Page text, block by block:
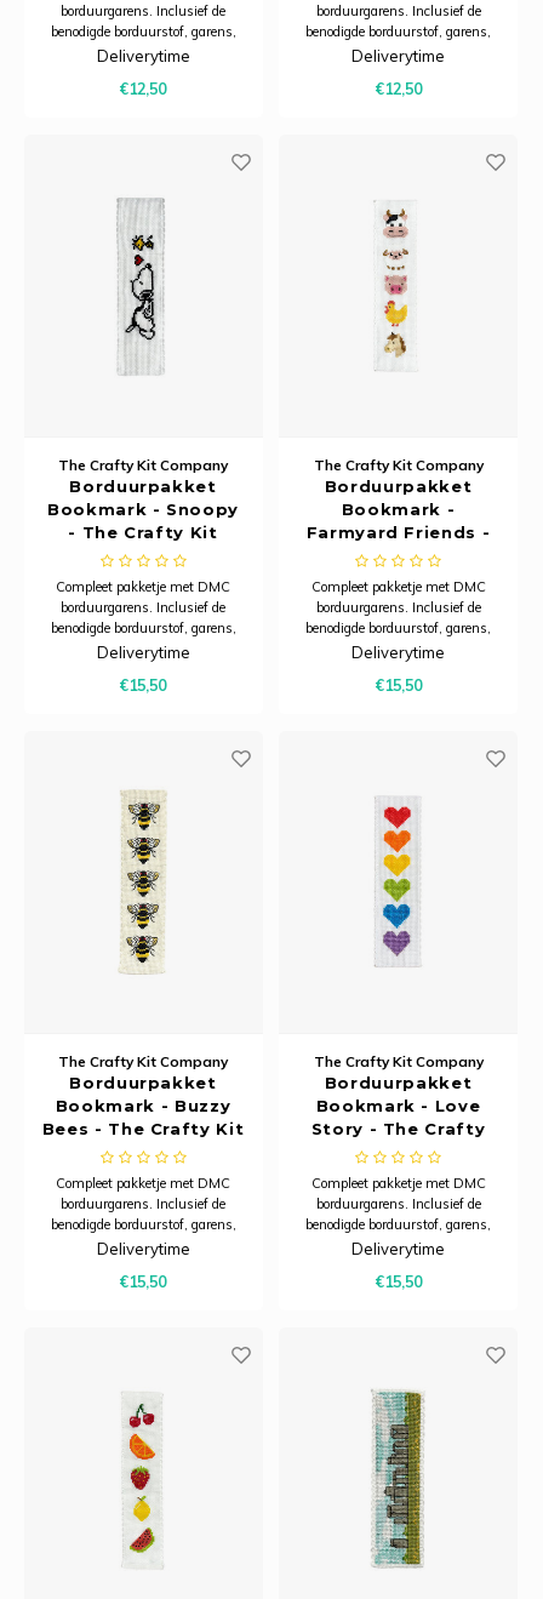
borduurgarens. Inclusief de
benodigde borduurstof, garens,
patroon, naald en beschrijving.
kartonnen verpakking en is
Deliverytime
€12,50
borduurgarens. Inclusief de
benodigde borduurstof, garens,
patroon, naald en beschrijving.
kartonnen verpakking en is
Deliverytime
€12,50
The Crafty Kit Company
Borduurpakket
Bookmark - Snoopy
- The Crafty Kit
Company
Compleet pakketje met DMC
borduurgarens. Inclusief de
benodigde borduurstof, garens,
patroon, naald en beschrijving.
kartonnen verpakking en is
Deliverytime
€15,50
The Crafty Kit Company
Borduurpakket
Bookmark -
Farmyard Friends -
The Crafty Kit
Company
Compleet pakketje met DMC
borduurgarens. Inclusief de
benodigde borduurstof, garens,
patroon, naald en beschrijving.
kartonnen verpakking en is
Deliverytime
€15,50
The Crafty Kit Company
Borduurpakket
Bookmark - Buzzy
Bees - The Crafty Kit
Company
Compleet pakketje met DMC
borduurgarens. Inclusief de
benodigde borduurstof, garens,
patroon, naald en beschrijving.
kartonnen verpakking en is
Deliverytime
€15,50
The Crafty Kit Company
Borduurpakket
Bookmark - Love
Story - The Crafty
Kit Company
Compleet pakketje met DMC
borduurgarens. Inclusief de
benodigde borduurstof, garens,
patroon, naald en beschrijving.
kartonnen verpakking en is
Deliverytime
€15,50